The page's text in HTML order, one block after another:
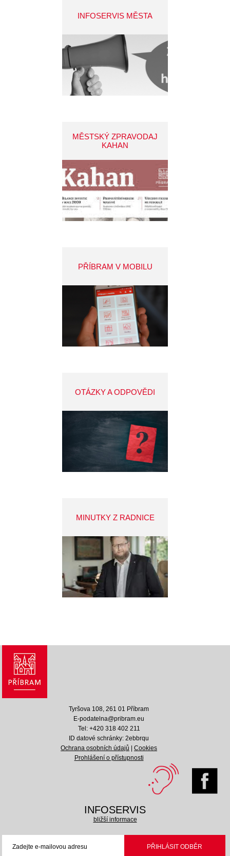
INFOSERVIS MĚSTA
MĚSTSKÝ ZPRAVODAJ
KAHAN
PŘÍBRAM V MOBILU
OTÁZKY A ODPOVĚDI
MINUTKY Z RADNICE
Tyršova 108, 261 01 Příbram
E-podatelna@pribram.eu
Tel: +420 318 402 211
ID datové schránky: 2ebbrqu
Ochrana osobních údajů |Cookies
Prohlášení o přístupnosti
INFOSERVIS
bližší informace